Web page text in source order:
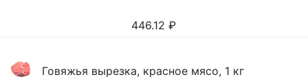
446.12 ₽
Говяжья вырезка, красное мясо, 1 кг